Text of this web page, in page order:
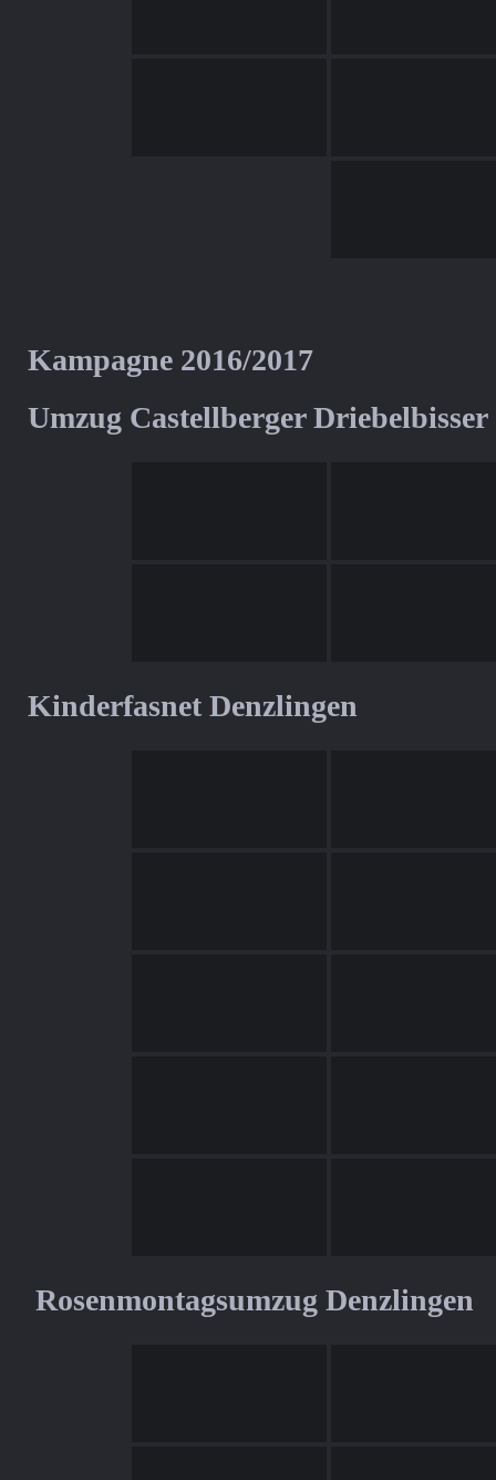
Kampagne 2016/2017
Umzug Castellberger
Kinderfasnet Denzlingen
Rosenmontagsumzug Denzlingen